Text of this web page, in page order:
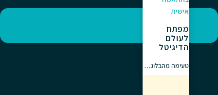
אישית
מפתח
לעולם
הדיגיטל
טעימה מהבלוג…